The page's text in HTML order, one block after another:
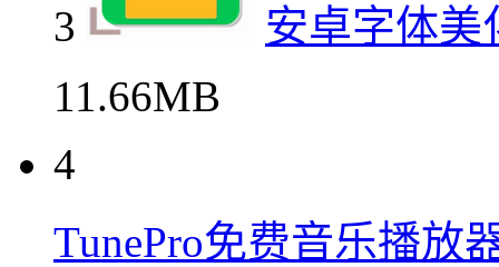
3
安卓字体美
11.66MB
4
TunePro免费音乐播放